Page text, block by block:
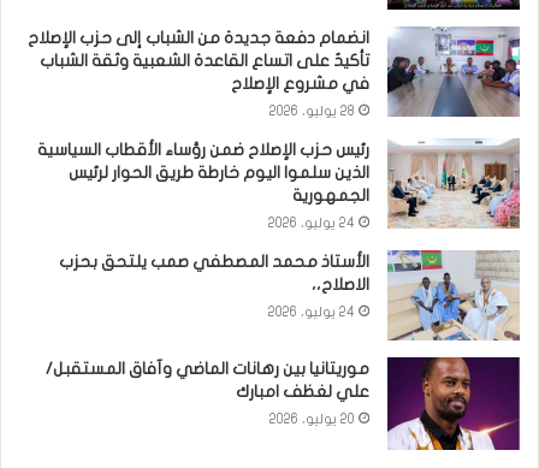
انضمام دفعة جديدة من الشباب إلى حزب الإصلاح
تأكيدٌ على اتساع القاعدة الشعبية وثقة الشباب
في مشروع الإصلاح
28 يوليو، 2026
رئيس حزب الإصلاح ضمن رؤساء الأقطاب السياسية
الذين سلموا اليوم خارطة طريق الحوار لرئيس
الجمهورية
24 يوليو، 2026
الأستاذ محمد المصطفي صمب يلتحق بحزب
الاصلاح،،
24 يوليو، 2026
موريتانيا بين رهانات الماضي وآفاق المستقبل/
علي لغظف امبارك
20 يوليو، 2026